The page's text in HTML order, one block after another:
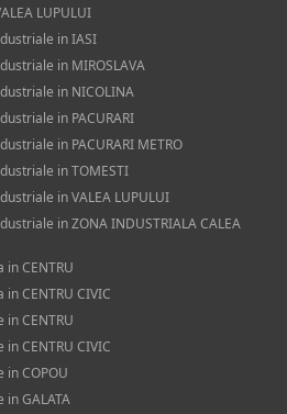
LUPULUI
in IASI
in MIROSLAVA
in NICOLINA
in PACURARI
in PACURARI METRO
in TOMESTI
in VALEA LUPULUI
in ZONA INDUSTRIALA CALEA
CENTRU
CENTRU CIVIC
CENTRU
CENTRU CIVIC
COPOU
GALATA